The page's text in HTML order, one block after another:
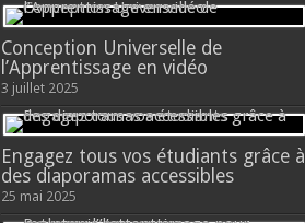
Conception Universelle de
l’Apprentissage en vidéo
3 juillet 2025
Engagez tous vos étudiants grâce à
des diaporamas accessibles
25 mai 2025